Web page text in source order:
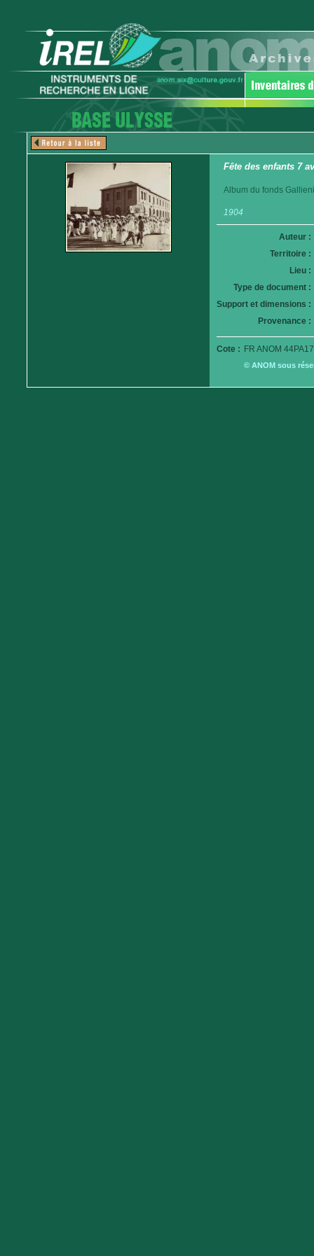
Fête des enfants 7
Album du fonds
1904
Auteur :
Territoire :
Lieu :
Type de document :
Support et dimensions :
Provenance :
Cote : FR ANOM
© ANOM sous